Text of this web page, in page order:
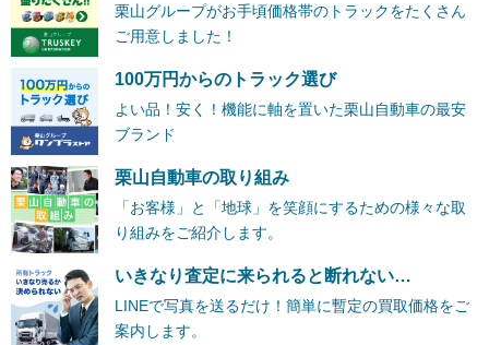
栗山グループがお手頃価格帯のトラックをたくさん
ご用意しました！
100万円からのトラック選び
よい品！安く！機能に軸を置いた栗山自動車の最安
ブランド
栗山自動車の取り組み
「お客様」と「地球」を笑顔にするための様々な取
り組みをご紹介します。
いきなり査定に来られると断れない…
LINEで写真を送るだけ！簡単に暫定の買取価格をご
案内します。